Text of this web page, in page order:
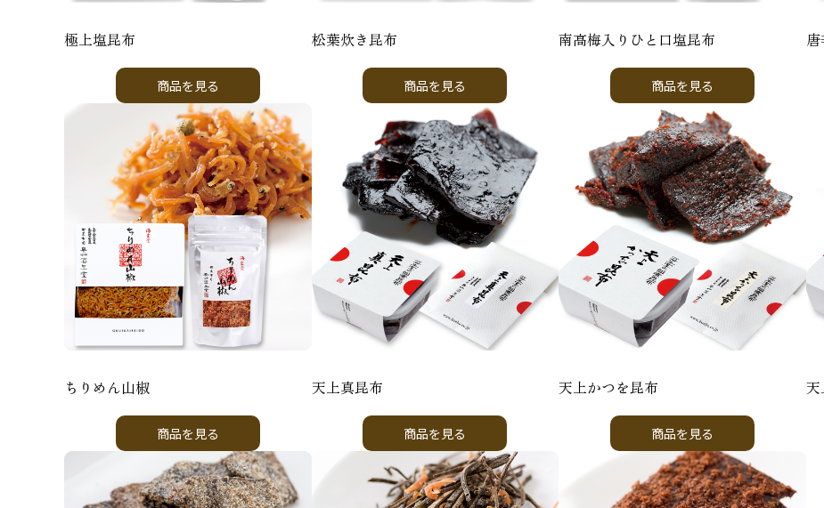
極上塩昆布
商品を見る
松葉炊き昆布
商品を見る
南高梅入りひと口塩昆布
商品を見る
ちりめん山椒
商品を見る
天上真昆布
商品を見る
天上かつを昆布
商品を見る